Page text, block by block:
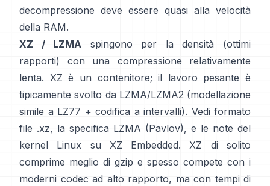
decompressione deve essere quasi alla velocità
della RAM.
XZ / LZMA spingono per la densità (ottimi
rapporti) con una compressione relativamente
lenta. XZ è un contenitore; il lavoro pesante è
tipicamente svolto da LZMA/LZMA2 (modellazione
simile a LZ77 + codifica a intervalli). Vedi formato
file .xz, la specifica LZMA (Pavlov), e le note del
kernel Linux
su XZ Embedded. XZ di solito
comprime meglio di gzip e spesso compete con i
moderni codec ad alto rapporto, ma con tempi di